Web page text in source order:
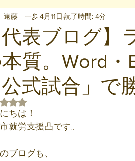
代表ブログ
質。Word
公式試合」で
遠藤 一歩4月11日 読了時間: 4分
5つ星のうちNaNと評価されています。
ちは！
就労支援凸です。
ブログも、